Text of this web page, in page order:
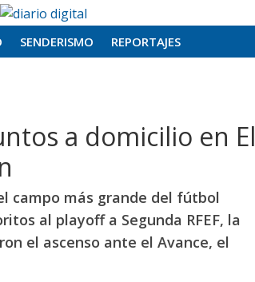
SENDERISMO REPORTAJES
a domicilio en El
campo más grande del fútbol
al playoff a Segunda RFEF, la
el ascenso ante el Avance, el